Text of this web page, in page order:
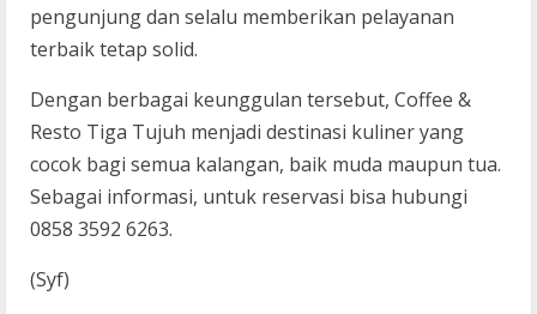
pengunjung dan selalu memberikan pelayanan
terbaik tetap solid.
Dengan berbagai keunggulan tersebut, Coffee &
Resto Tiga Tujuh menjadi destinasi kuliner yang
cocok bagi semua kalangan, baik muda maupun tua.
Sebagai informasi, untuk reservasi bisa hubungi
0858 3592 6263.
(Syf)